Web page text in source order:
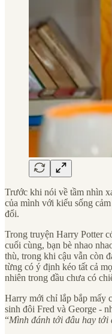
Trước khi nói về tầm nhìn
của mình với kiểu sống
đổi.
Trong truyện Harry Potter
cuối cùng, bạn bè nhao
thù, trong khi cậu vẫn còn
từng có ý định kéo tất cả
nhiên trong đầu chưa có
Harry mới chỉ lắp bắp mấy
sinh đôi Fred và George -
“Mình đánh tới đâu hay tới